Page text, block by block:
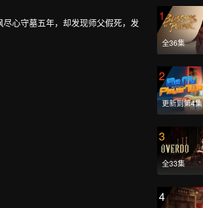
心守墓五年，却发现师父假死，发
1
全36集
2
更新到第4集
3
全33集
4